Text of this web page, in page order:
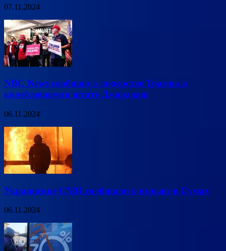
07.11.2024
NBC News сообщил о лидерстве Трампа в
колеблющемся штате Джорджия
06.11.2024
Украинские СМИ сообщили о взрыве в Сумах
06.11.2024